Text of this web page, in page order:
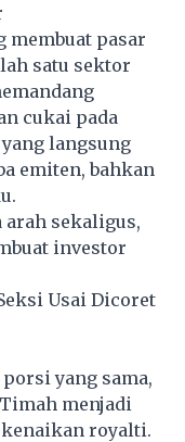
membuat pasar
satu sektor
cukai pada
langsung
emiten, bahkan
arah sekaligus,
investor
Usai Dicoret
yang sama,
menjadi
royalti.